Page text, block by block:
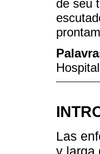
de seu
Las
y larga